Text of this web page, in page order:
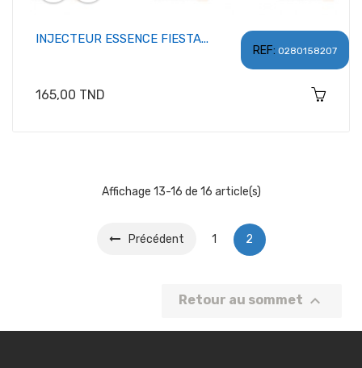
REF: 0280158207
INJECTEUR ESSENCE FIESTA...
Prix
165,00 TND
Affichage 13-16 de 16 article(s)
Précédent 1 2
Retour au sommet 